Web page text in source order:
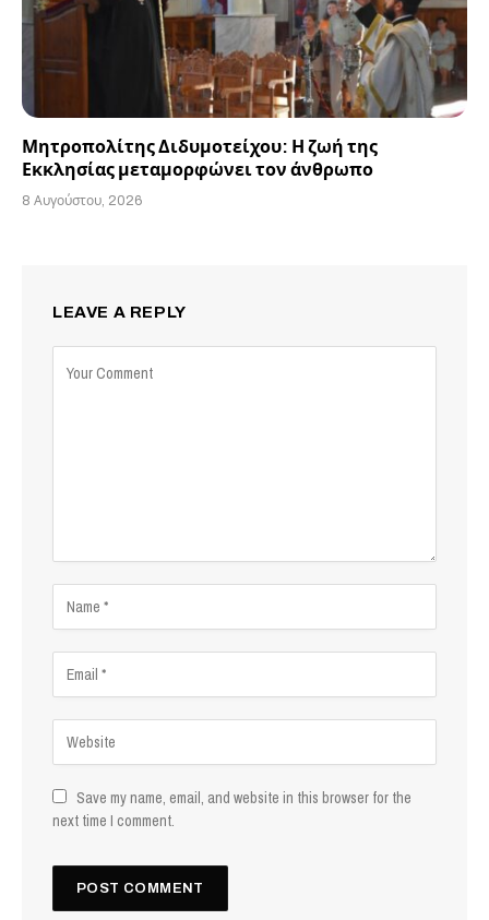
Μητροπολίτης Διδυμοτείχου: Η ζωή της
Εκκλησίας μεταμορφώνει τον άνθρωπο
8 Αυγούστου, 2026
LEAVE A REPLY
Save my name, email, and website in this browser for the
next time I comment.